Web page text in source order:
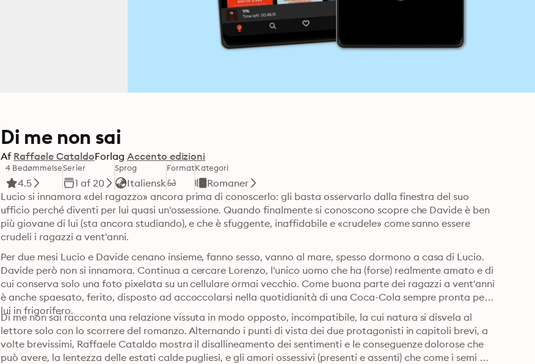
Di me non sai
Af Raffaele CataldoForlag Accento edizioni
4 Bedømmelse
4.5
Serier
1 af 20
Sprog
Italiensk
FormatKategori
Romaner
Lucio si innamora «del ragazzo» ancora prima di conoscerlo: gli basta osservarlo dalla finestra del suo
ufficio perché diventi per lui quasi un'ossessione. Quando finalmente si conoscono scopre che Davide è ben
più giovane di lui (sta ancora studiando), e che è sfuggente, inaffidabile e «crudele» come sanno essere
crudeli i ragazzi a vent'anni.
Per due mesi Lucio e Davide cenano insieme, fanno sesso, vanno al mare, spesso dormono a casa di Lucio.
Davide però non si innamora. Continua a cercare Lorenzo, l'unico uomo che ha (forse) realmente amato e di
cui conserva solo una foto pixelata su un cellulare ormai vecchio. Come buona parte dei ragazzi a vent'anni
è anche spaesato, ferito, disposto ad accoccolarsi nella quotidianità di una Coca-Cola sempre pronta per
lui in frigorifero.
Di me non sai racconta una relazione vissuta in modo opposto, incompatibile, la cui natura si disvela al
lettore solo con lo scorrere del romanzo. Alternando i punti di vista dei due protagonisti in capitoli brevi, a
volte brevissimi, Raffaele Cataldo mostra il disallineamento dei sentimenti e le conseguenze dolorose che
può avere, la lentezza delle estati calde pugliesi, e gli amori ossessivi (presenti e assenti) che come i semi